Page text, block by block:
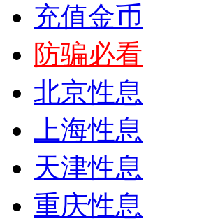
充值金币
防骗必看
北京性息
上海性息
天津性息
重庆性息